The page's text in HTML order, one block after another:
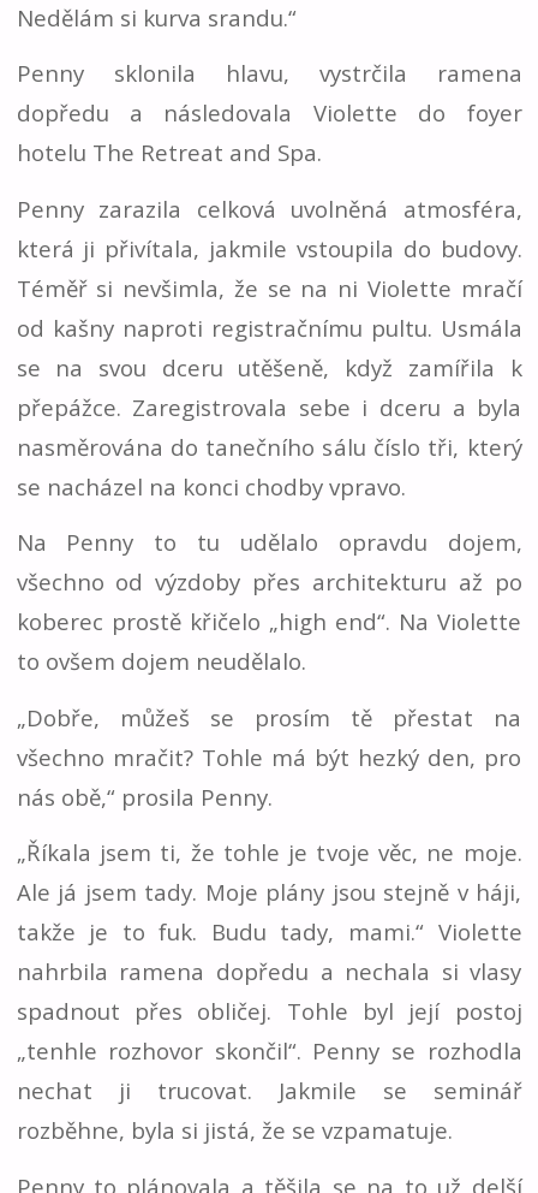
Nedělám si kurva srandu.“
Penny sklonila hlavu, vystrčila ramena
dopředu a následovala Violette do foyer
hotelu The Retreat and Spa.
Penny zarazila celková uvolněná atmosféra,
která ji přivítala, jakmile vstoupila do budovy.
Téměř si nevšimla, že se na ni Violette mračí
od kašny naproti registračnímu pultu. Usmála
se na svou dceru utěšeně, když zamířila k
přepážce. Zaregistrovala sebe i dceru a byla
nasměrována do tanečního sálu číslo tři, který
se nacházel na konci chodby vpravo.
Na Penny to tu udělalo opravdu dojem,
všechno od výzdoby přes architekturu až po
koberec prostě křičelo „high end“. Na Violette
to ovšem dojem neudělalo.
„Dobře, můžeš se prosím tě přestat na
všechno mračit? Tohle má být hezký den, pro
nás obě,“ prosila Penny.
„Říkala jsem ti, že tohle je tvoje věc, ne moje.
Ale já jsem tady. Moje plány jsou stejně v háji,
takže je to fuk. Budu tady, mami.“ Violette
nahrbila ramena dopředu a nechala si vlasy
spadnout přes obličej. Tohle byl její postoj
„tenhle rozhovor skončil“. Penny se rozhodla
nechat ji trucovat. Jakmile se seminář
rozběhne, byla si jistá, že se vzpamatuje.
Penny to plánovala a těšila se na to už delší